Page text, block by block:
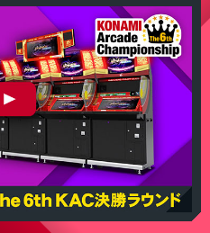
決勝ラウンド